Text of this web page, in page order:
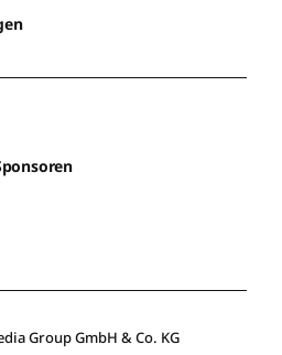
Group GmbH & Co. KG